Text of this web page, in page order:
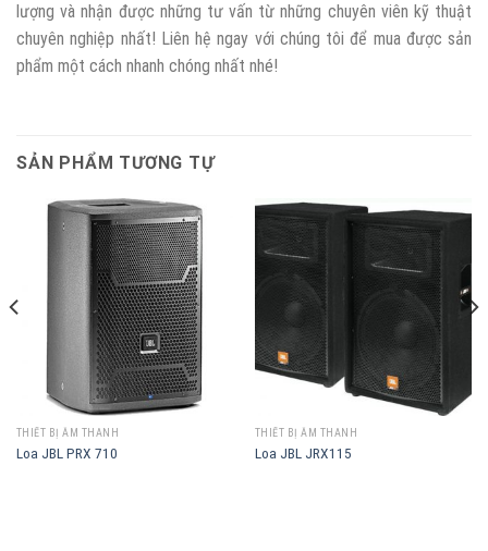
lượng và nhận được những tư vấn từ những chuyên viên kỹ thuật
chuyên nghiệp nhất! Liên hệ ngay với chúng tôi để mua được sản
phẩm một cách nhanh chóng nhất nhé!
SẢN PHẨM TƯƠNG TỰ
THIẾT BỊ ÂM THANH
Loa JBL PRX 710
THIẾT BỊ ÂM THANH
Loa JBL JRX115